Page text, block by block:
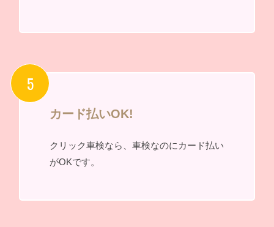
カード払いOK!
クリック車検なら、車検なのにカード払い
がOKです。